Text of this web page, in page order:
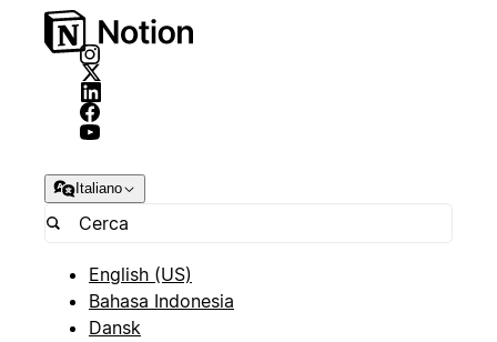
Italiano
English (US)
Bahasa Indonesia
Dansk